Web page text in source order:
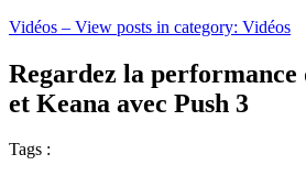
Vidéos – View posts in category: Vidéos
Regardez la performance
et Keana avec Push 3
Tags :